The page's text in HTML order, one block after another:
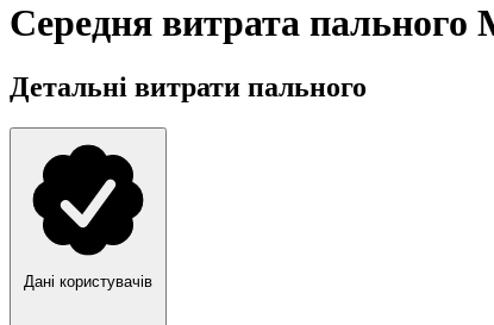
Середня витрата пального
Детальні витрати пального
Дані користувачів